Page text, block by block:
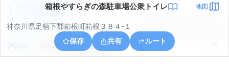
箱根やすらぎの森駐車場公衆トイレ 地図
神奈川県足柄下郡箱根町箱根３８４-１
保存
共有 ルート
神奈川県足柄下郡箱根町箱根
アプリで見る